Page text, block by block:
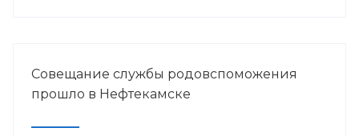
Совещание службы родовспоможения
прошло в Нефтекамске